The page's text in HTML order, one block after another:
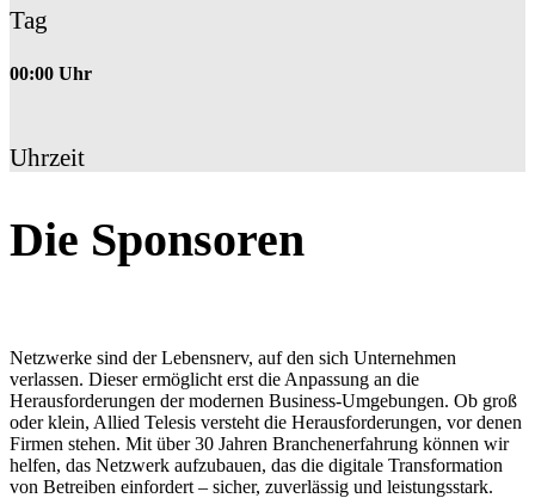
Tag
00:00 Uhr
Uhrzeit
Die Sponsoren
Netzwerke sind der Lebensnerv, auf den sich Unternehmen
verlassen. Dieser ermöglicht erst die Anpassung an die
Herausforderungen der modernen Business-Umgebungen. Ob groß
oder klein, Allied Telesis versteht die Herausforderungen, vor denen
Firmen stehen. Mit über 30 Jahren Branchenerfahrung können wir
helfen, das Netzwerk aufzubauen, das die digitale Transformation
von Betreiben einfordert – sicher, zuverlässig und leistungsstark.